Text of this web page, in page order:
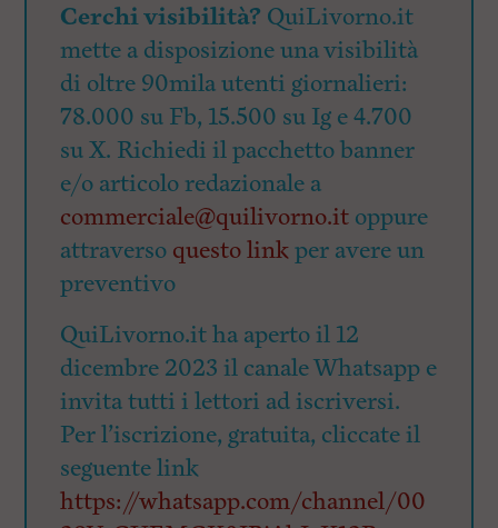
Cerchi visibilità? QuiLivorno.it
mette a disposizione una visibilità
di oltre 90mila utenti giornalieri:
78.000 su Fb, 15.500 su Ig e 4.700
su X. Richiedi il pacchetto banner
e/o articolo redazionale a
commerciale@quilivorno.it oppure
attraverso questo linkper avere un
preventivo
QuiLivorno.it ha aperto il 12
dicembre 2023 il canale Whatsapp e
invita tutti i lettori ad iscriversi.
Per l’iscrizione, gratuita, cliccate il
seguente link
https://whatsapp.com/channel/00